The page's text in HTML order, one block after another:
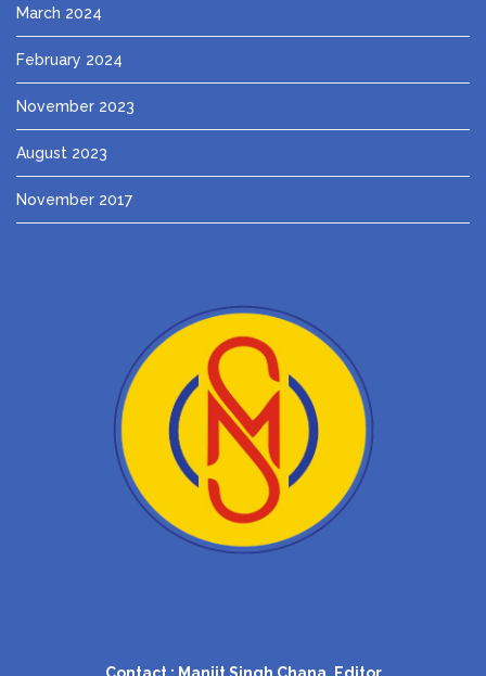
March 2024
February 2024
November 2023
August 2023
November 2017
Contact : Manjit Singh Chana, Editor